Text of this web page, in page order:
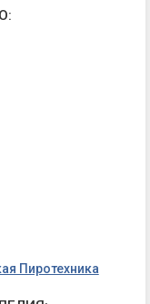
Пиротехника